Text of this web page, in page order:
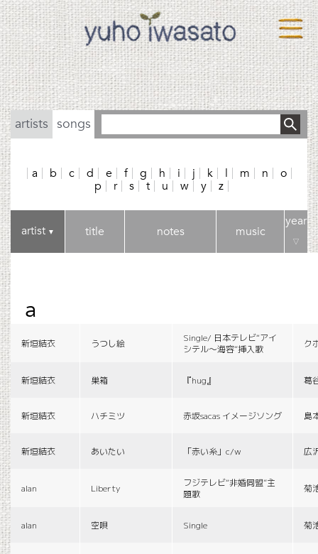
artists songs
a b c d e f g h i j k l m n
o
p
r s t u w y z
artist▼ title notes music
year
▽
a
新垣結衣 うつし絵
Single/ 日本テレビ“アイ
シテル〜海容”挿入歌
ク
新垣結衣 巣箱 『hug』 葛
新垣結衣 ハチミツ 赤坂sacas イメージソング 島
新垣結衣 あいたい 「赤い糸」c/w 広
alan Liberty
フジテレビ“非婚同盟”主
題歌
菊
alan 空唄 Single 菊